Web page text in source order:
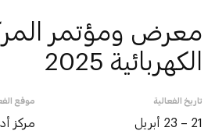
معرض ومؤتمر
الكهربائية 2025
تاريخ الفعالية
21 – 23 أبريل
موقع
مركز